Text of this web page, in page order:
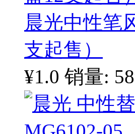
晨光中性笔
支起售）
¥1.0 销量: